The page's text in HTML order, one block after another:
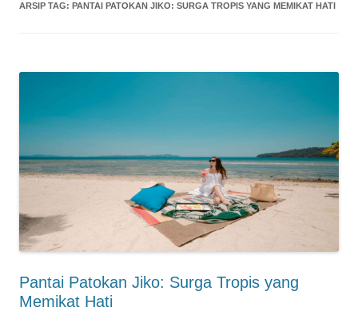
ARSIP TAG: PANTAI PATOKAN JIKO: SURGA TROPIS YANG MEMIKAT HATI
Pantai Patokan Jiko: Surga Tropis yang
Memikat Hati